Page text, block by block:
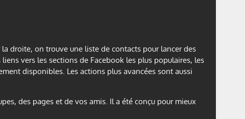
droite, on trouve une liste de contacts pour lancer des
vers les sections de Facebook les plus populaires, les
disponibles. Les actions plus avancées sont aussi
des pages et de vos amis. Il a été conçu pour mieux